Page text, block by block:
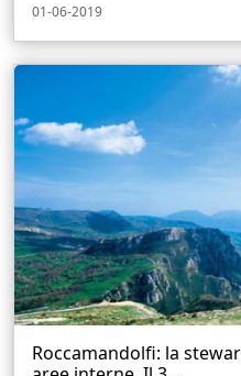
01-06-2019
Roccamandolfi: la